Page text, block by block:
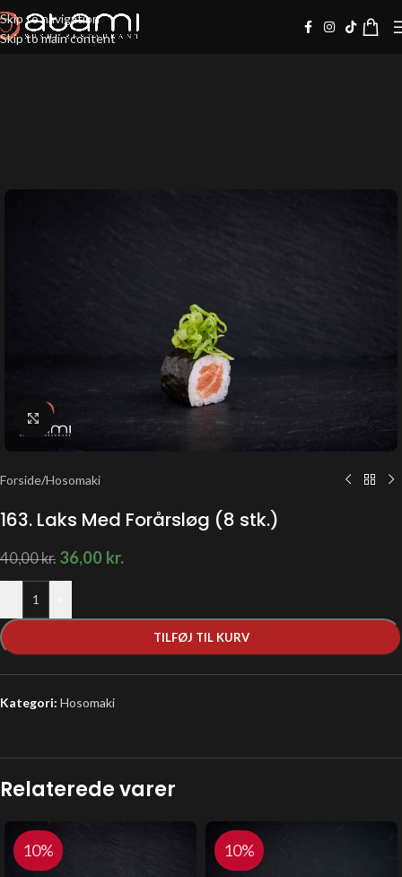
Skip to navigation
Skip to main content
Klik for at forstørre
Forside/Hosomaki
163. Laks Med Forårsløg (8 stk.)
40,00kr. 36,00 kr.
TILFØJ TIL KURV
Kategori: Hosomaki
Relaterede varer
10% 10%